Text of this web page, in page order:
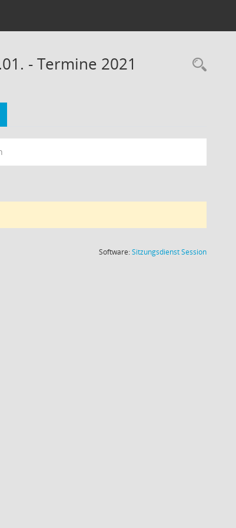
- Termine 2021
Software:SitzungsdienstSession(Wird in